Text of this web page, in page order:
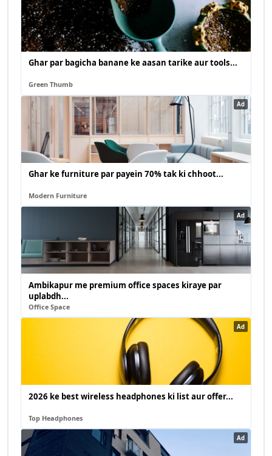
Ghar par bagicha banane ke aasan tarike aur tools...
Green Thumb
Ad
Ghar ke furniture par payein 70% tak ki chhoot...
Modern Furniture
Ad
Ambikapur me premium office spaces kiraye par
uplabdh...
Office Space
Ad
2026 ke best wireless headphones ki list aur offer...
Top Headphones
Ad